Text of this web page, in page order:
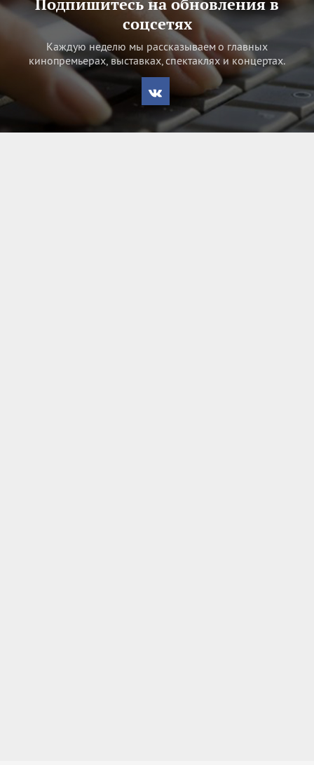
соцсетях
Каждую неделю мы рассказываем о главных
кинопремьерах, выставках, спектаклях и концертах.